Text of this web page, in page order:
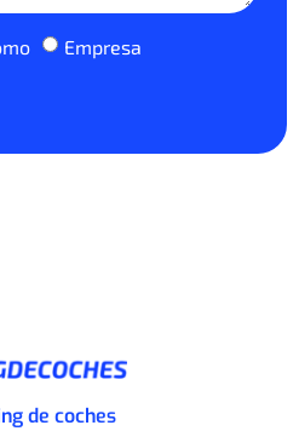
Empresa
de coches